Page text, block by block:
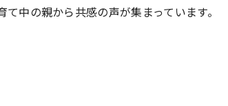
て中の親から共感の声が集まっています。